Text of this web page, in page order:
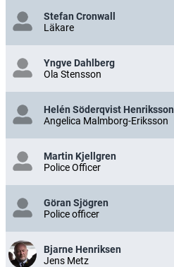
Stefan Cronwall
Läkare
Yngve Dahlberg
Ola Stensson
Helén Söderqvist Henriksson
Angelica Malmborg-Eriksson
Martin Kjellgren
Police Officer
Göran Sjögren
Police officer
Bjarne Henriksen
Jens Metz